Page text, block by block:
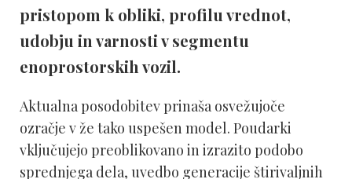
pristopom k obliki, profilu vrednot,
udobju in varnosti v segmentu
enoprostorskih vozil.
Aktualna posodobitev prinaša osvežujoče
ozračje v že tako uspešen model. Poudarki
vključujejo preoblikovano in izrazito podobo
sprednjega dela, uvedbo generacije štirivaljnih